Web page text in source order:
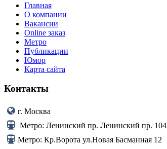
Главная
О компании
Вакансии
Online заказ
Метро
Публикации
Юмор
Карта сайта
Контакты
г. Москва
Метро: Ленинский пр. Ленинский пр. 104
Метро: Кр.Ворота ул.Новая Басманная 12